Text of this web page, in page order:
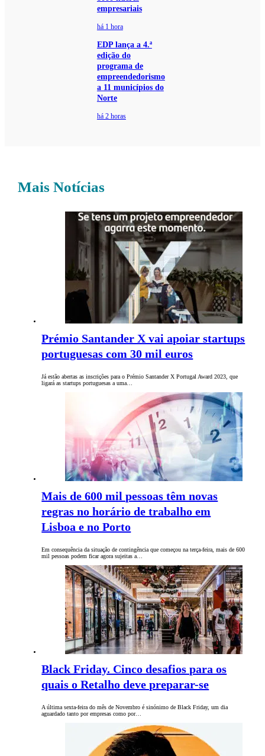
empresariais
há 1 hora
EDP lança a 4.ª
edição do
programa de
empreendedorismo
a 11 municípios do
Norte
há 2 horas
Mais Notícias
Prémio Santander X vai apoiar startups
portuguesas com 30 mil euros
Já estão abertas as inscrições para o Prémio Santander X Portugal Award 2023, que
ligará as startups portuguesas a uma…
Mais de 600 mil pessoas têm novas
regras no horário de trabalho em
Lisboa e no Porto
Em consequência da situação de contingência que começou na terça-feira, mais de 600
mil pessoas podem ficar agora sujeitas a…
Black Friday. Cinco desafios para os
quais o Retalho deve preparar-se
A última sexta-feira do mês de Novembro é sinónimo de Black Friday, um dia
aguardado tanto por empresas como por…